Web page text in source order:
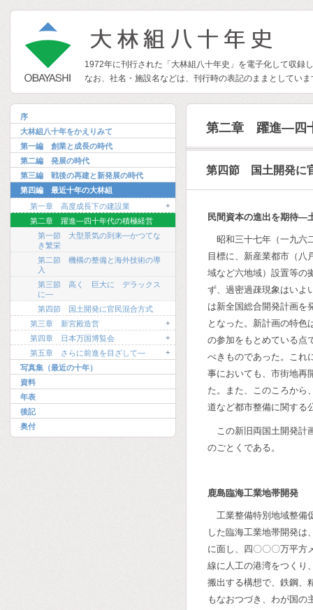
1972年に刊行された「大林組八十年史」を電子化して収録
なお、社名・施設名などは、刊行時の表記のままとしてい
序
大林組八十年をかえりみて
第一編 創業と成長の時代
第二編 発展の時代
第三編 戦後の再建と新発展の時代
第四編 最近十年の大林組
第一章 高度成長下の建設業
+
第二章 躍進―四十年代の積極経営
第一節 大型景気の到来―かつてな
き繁栄
第二節 機構の整備と海外技術の導
入
第三節 高く 巨大に デラックス
に―
第四節 国土開発に官民混合方式
第三章 新宮殿造営
+
第四章 日本万国博覧会
+
第五章 さらに前進を目ざして―
+
写真集（最近の十年）
資料
年表
後記
奥付
第二章 躍進―四
第四節 国土開発に
民間資本の進出を期待―
昭和三十七年（一九六
目標に、新産業都市（八
域など六地域）設置等の
ず、過密過疎現象はいよ
は新全国総合開発計画を
となった。新計画の特色
の参加をもとめている点
べきものであった。これ
事においても、市街地再
た。また、このころから
道など都市整備に関する
この新旧両国土開発計
のごとくである。
鹿島臨海工業地帯開発
工業整備特別地域整備
した臨海工業地帯開発は
に面し、四〇〇〇万平方
線に人工の港湾をつくり
搬出する構想で、鉄鋼、
もなおつづき、わが国の